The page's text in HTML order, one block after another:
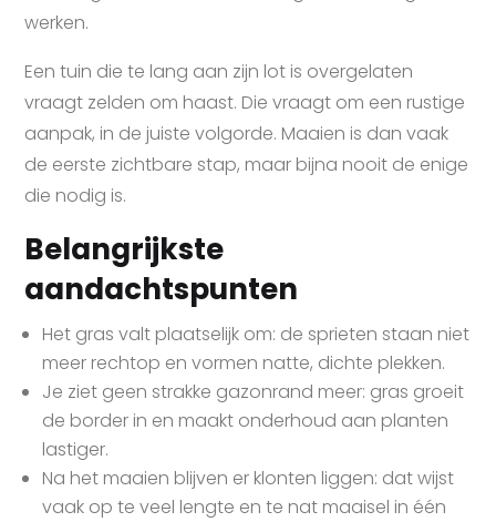
werken.
Een tuin die te lang aan zijn lot is overgelaten
vraagt zelden om haast. Die vraagt om een rustige
aanpak, in de juiste volgorde. Maaien is dan vaak
de eerste zichtbare stap, maar bijna nooit de enige
die nodig is.
Belangrijkste
aandachtspunten
Het gras valt plaatselijk om: de sprieten staan niet
meer rechtop en vormen natte, dichte plekken.
Je ziet geen strakke gazonrand meer: gras groeit
de border in en maakt onderhoud aan planten
lastiger.
Na het maaien blijven er klonten liggen: dat wijst
vaak op te veel lengte en te nat maaisel in één